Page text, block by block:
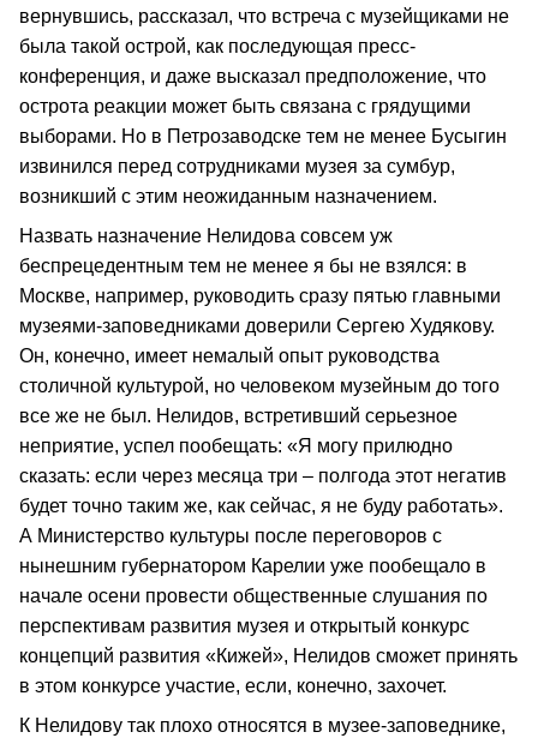
вернувшись, рассказал, что встреча с музейщиками не
была такой острой, как последующая пресс-
конференция, и даже высказал предположение, что
острота реакции может быть связана с грядущими
выборами. Но в Петрозаводске тем не менее Бусыгин
извинился перед сотрудниками музея за сумбур,
возникший с этим неожиданным назначением.
Назвать назначение Нелидова совсем уж
беспрецедентным тем не менее я бы не взялся: в
Москве, например, руководить сразу пятью главными
музеями-заповедниками доверили Сергею Худякову.
Он, конечно, имеет немалый опыт руководства
столичной культурой, но человеком музейным до того
все же не был. Нелидов, встретивший серьезное
неприятие, успел пообещать: «Я могу прилюдно
сказать: если через месяца три – полгода этот негатив
будет точно таким же, как сейчас, я не буду работать».
А Министерство культуры после переговоров с
нынешним губернатором Карелии уже пообещало в
начале осени провести общественные слушания по
перспективам развития музея и открытый конкурс
концепций развития «Кижей», Нелидов сможет принять
в этом конкурсе участие, если, конечно, захочет.
К Нелидову так плохо относятся в музее-заповеднике,